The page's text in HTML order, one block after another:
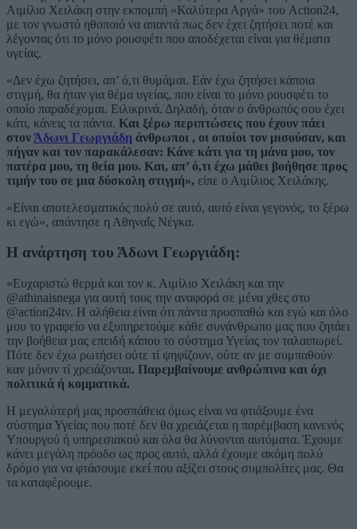
Αιμίλιο Χειλάκη στην εκπομπή «Καλύτερα Αργά» του Action24,
με τον γνωστό ηθοποιό να απαντά πως δεν έχει ζητήσει ποτέ και
λέγοντας ότι το μόνο ρουσφέτι που αποδέχεται είναι για θέματα
υγείας.
«Δεν έχω ζητήσει, απ’ ό,τι θυμάμαι. Εάν έχω ζητήσει κάποια
στιγμή, θα ήταν για θέμα υγείας, που είναι το μόνο ρουσφέτι το
οποίο παραδέχομαι. Ειλικρινά. Δηλαδή, όταν ο άνθρωπός σου έχει
κάτι, κάνεις τα πάντα. Και ξέρω περιπτώσεις που έχουν πάει
στον Άδωνι Γεωργιάδη άνθρωποι , οι οποίοι τον μισούσαν, και
πήγαν και τον παρακάλεσαν: Κάνε κάτι για τη μάνα μου, τον
πατέρα μου, τη θεία μου. Και, απ’ ό,τι έχω μάθει βοήθησε προς
τιμήν του σε μια δύσκολη στιγμή», είπε ο Αιμίλιος Χειλάκης.
«Είναι αποτελεσματικός πολύ σε αυτό, αυτό είναι γεγονός, το ξέρω
κι εγώ», απάντησε η Αθηναΐς Νέγκα.
Η ανάρτηση του Άδωνι Γεωργιάδη:
«Ευχαριστώ θερμά και τον κ. Αιμίλιο Χειλάκη και την
@athinaisnega για αυτή τους την αναφορά σε μένα χθες στο
@action24tv. Η αλήθεια είναι ότι πάντα προσπαθώ και εγώ και όλο
μου το γραφείο να εξυπηρετούμε κάθε συνάνθρωπο μας που ζητάει
την βοήθεια μας επειδή κάπου το σύστημα Υγείας τον ταλαιπωρεί.
Πότε δεν έχω ρωτήσει ούτε τί ψηφίζουν, ούτε αν με συμπαθούν
καν μόνον τί χρειάζονται. Παρεμβαίνουμε ανθρώπινα και όχι
πολιτικά ή κομματικά.
Η μεγαλύτερή μας προσπάθεια όμως είναι να φτιάξουμε ένα
σύστημα Υγείας που ποτέ δεν θα χρειάζεται η παρέμβαση κανενός
Υπουργού ή υπηρεσιακού και όλα θα λύνονται αυτόματα. Έχουμε
κάνει μεγάλη πρόοδο ως προς αυτό, αλλά έχουμε ακόμη πολύ
δρόμο για να φτάσουμε εκεί που αξίζει στους συμπολίτες μας. Θα
τα καταφέρουμε.